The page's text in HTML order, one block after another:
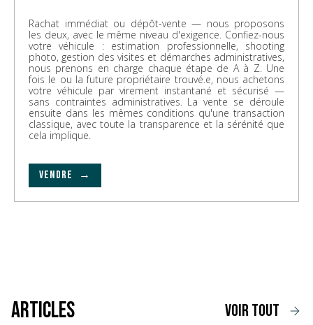
Rachat immédiat ou dépôt-vente — nous proposons
les deux, avec le même niveau d'exigence. Confiez-nous
votre véhicule : estimation professionnelle, shooting
photo, gestion des visites et démarches administratives,
nous prenons en charge chaque étape de A à Z. Une
fois le ou la future propriétaire trouvé.e, nous achetons
votre véhicule par virement instantané et sécurisé —
sans contraintes administratives. La vente se déroule
ensuite dans les mêmes conditions qu'une transaction
classique, avec toute la transparence et la sérénité que
cela implique.
VENDRE →
voir tout
Articles